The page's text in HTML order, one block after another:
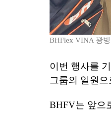
BHFlex VINA 꽝
이번 행사를
그룹의 일원
BHFV는 앞으